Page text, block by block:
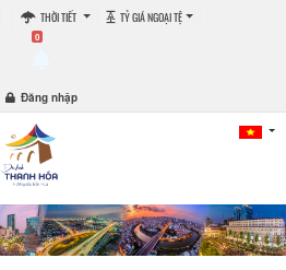
THỜI TIẾT TỶ GIÁ NGOẠI TỆ
0
Đăng nhập